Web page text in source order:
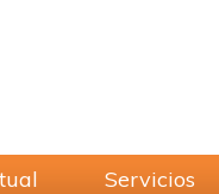
Servicios